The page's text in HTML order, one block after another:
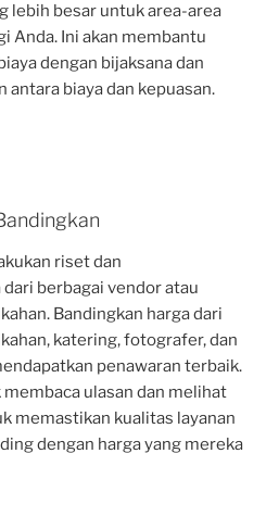
lebih besar untuk area-area
Anda. Ini akan membantu
dengan bijaksana dan
antara biaya dan kepuasan.
riset dan
berbagai vendor atau
Bandingkan harga dari
katering, fotografer, dan
penawaran terbaik.
membaca ulasan dan melihat
memastikan kualitas layanan
dengan harga yang mereka